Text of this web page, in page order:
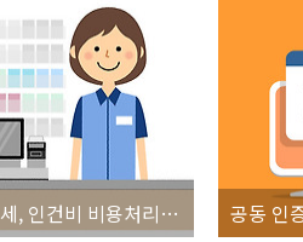
종소세, 인건비 비용처리에 관하여